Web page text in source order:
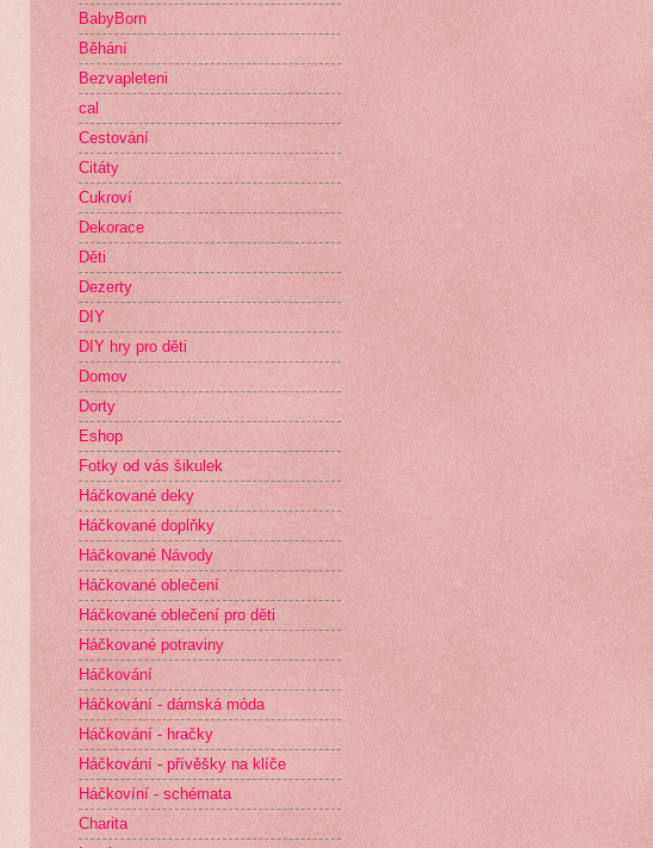
BabyBorn
Běhání
Bezvapleteni
cal
Cestování
Citáty
Cukroví
Dekorace
Děti
Dezerty
DIY
DIY hry pro děti
Domov
Dorty
Eshop
Fotky od vás šikulek
Háčkované deky
Háčkované doplňky
Háčkované Návody
Háčkované oblečení
Háčkované oblečení pro děti
Háčkované potraviny
Háčkování
Háčkování - dámská móda
Háčkování - hračky
Háčkování - přívěšky na klíče
Háčkovíní - schémata
Charita